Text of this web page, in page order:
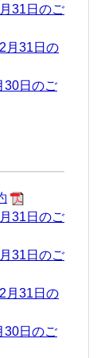
31日のご
月31日の
30日のご
31日のご
31日のご
月31日の
30日のご